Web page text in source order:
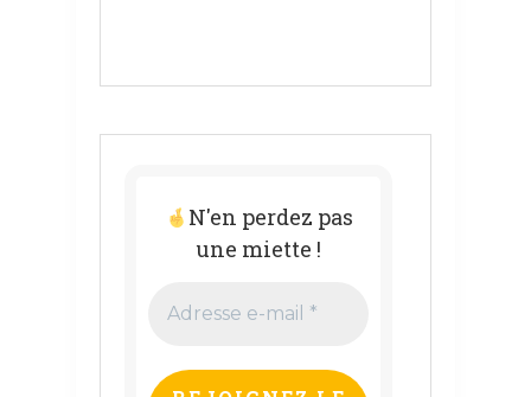
N'en perdez pas
une miette !
e-
*